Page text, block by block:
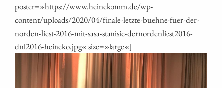
poster=»https://www.heinekomm.de/wp-
content/uploads/2020/04/finale-letzte-buehne-fuer-der-
norden-liest-2016-mit-sasa-stanisic-dernordenliest2016-
dnl2016-heineko.jpg« size=»large«]